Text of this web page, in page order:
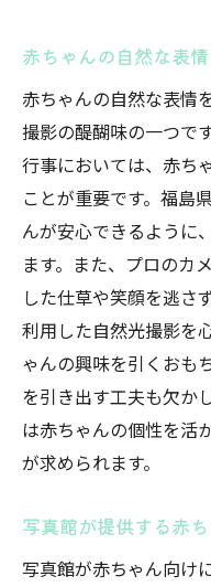
赤ちゃんの自然な表
赤ちゃんの自然な表情
撮影の醍醐味の一つで
行事においては、赤ち
ことが重要です。福島
んが安心できるように
ます。また、プロのカ
した仕草や笑顔を逃さ
利用した自然光撮影を
ゃんの興味を引くおも
を引き出す工夫も欠か
は赤ちゃんの個性を活
が求められます。
写真館が提供する赤
写真館が赤ちゃん向け